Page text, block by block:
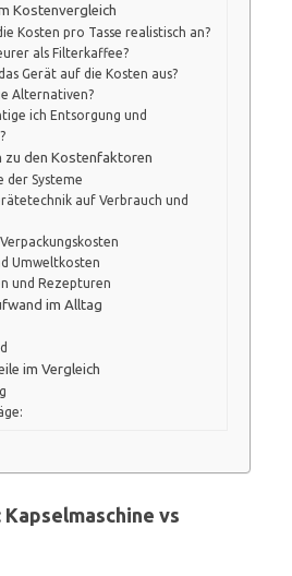
Kostenvergleich
Kosten pro Tasse realistisch an?
als Filterkaffee?
Gerät auf die Kosten aus?
Alternativen?
ich Entsorgung und
zu den Kostenfaktoren
der Systeme
auf Verbrauch und
Umweltkosten
und Rezepturen
im Alltag
im Vergleich
vs